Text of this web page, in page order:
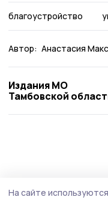
благоустройство
Автор: Анастасия
Издания МО
Тамбовской
На сайте